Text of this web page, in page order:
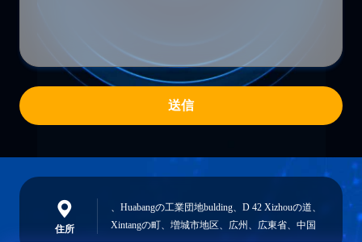
送信
住所
、Huabangの工業団地bulding、D 42 Xizhouの道、
Xintangの町、増城市地区、広州、広東省、中国